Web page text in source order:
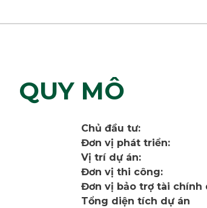
QUY MÔ
Chủ đầu tư:
Đơn vị phát triển:
Vị trí dự án:
Đơn vị thi công:
Đơn vị bảo trợ tài chính
Tổng diện tích dự án